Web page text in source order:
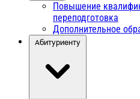
Повышение
переподготовка
Дополнительное
Абитуриенту